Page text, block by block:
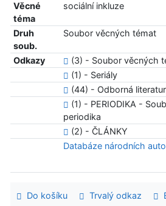
Věcné
téma
sociální inkluze
Druh
soub.
Soubor věcných témat
Odkazy
(3) - Soubor věcných
(1) - Seriály
(44) - Odborná
(1) - PERIODIKA -
periodika
(2) - ČLÁNKY
Databáze národních
Do košíku Trvalý odkaz